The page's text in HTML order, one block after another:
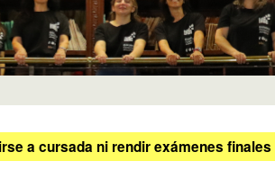
a cursada ni rendir exámenes finales